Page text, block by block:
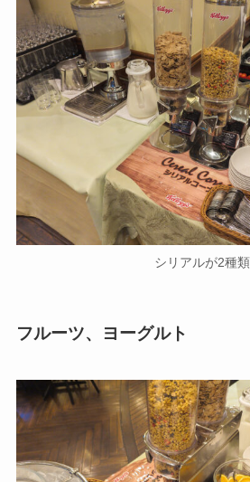
シリアルが2種類
フルーツ、ヨーグルト